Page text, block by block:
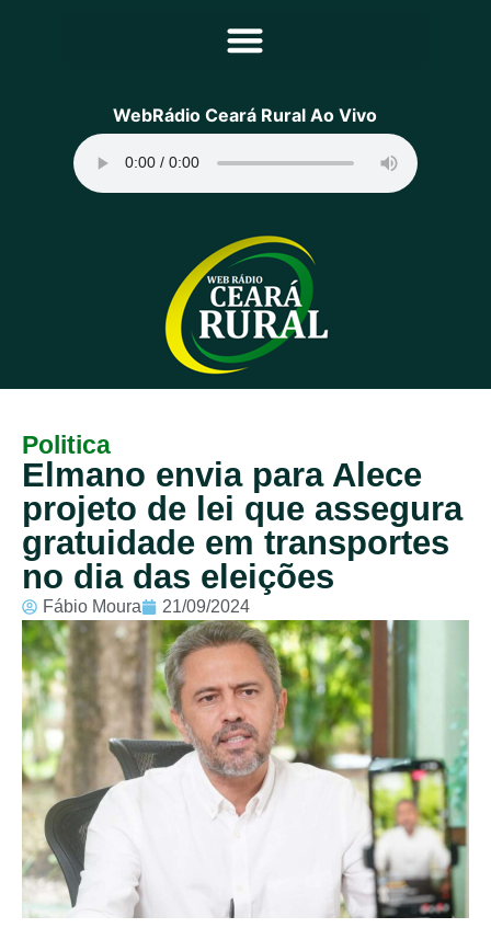
Principal
Programação
Equipe
Contato
Sobre
WebRádio Ceará Rural Ao Vivo
Politica
Elmano envia para Alece
projeto de lei que assegura
gratuidade em transportes
no dia das eleições
Fábio Moura 21/09/2024